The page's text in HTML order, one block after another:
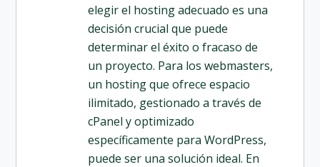
elegir el hosting adecuado es una
decisión crucial que puede
determinar el éxito o fracaso de
un proyecto. Para los webmasters,
un hosting que ofrece espacio
ilimitado, gestionado a través de
cPanel y optimizado
específicamente para WordPress,
puede ser una solución ideal. En